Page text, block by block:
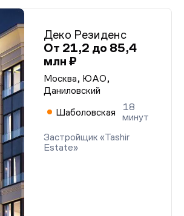
Деко Резиденс
От 21,2 до 85,4
млн ₽
Москва, ЮАО,
Даниловский
Шаболовская
18
минут
Застройщик «Tashir
Estate»